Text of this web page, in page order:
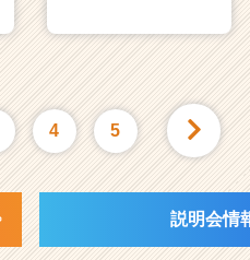
4 5
説明会情